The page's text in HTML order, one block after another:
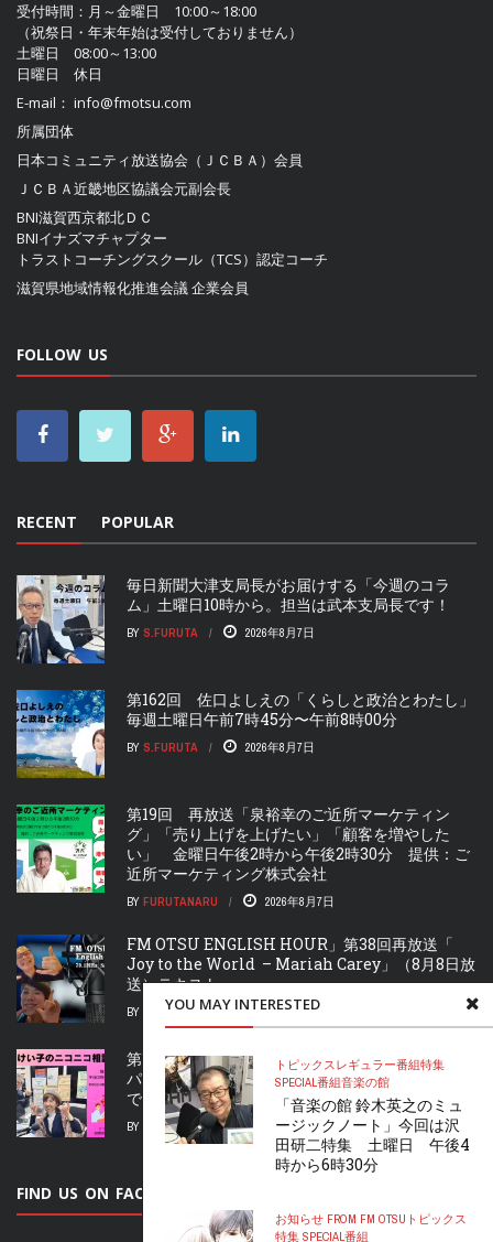
YOU MAY INTERESTED
トピックスレギュラー番組特集
SPECIAL番組音楽の館
「音楽の館 鈴木英之のミュ
ージックノート」今回は沢
田研二特集 土曜日 午後4
時から6時30分
お知らせ FROM FM OTSU トピックス
特集 SPECIAL番組
受付時間：月～金曜日 10:00～18:00
（祝祭日・年末年始は受付しておりません）
土曜日 08:00～13:00
日曜日 休日
E-mail： info@fmotsu.com
所属団体
日本コミュニティ放送協会（ＪＣＢＡ） 会員
ＪＣＢＡ近畿地区協議会元副会長
BNI滋賀西京都北ＤＣ
BNIイナズマチャプター
トラストコーチングスクール（TCS）認定コーチ
滋賀県地域情報化推進会議企業会員
FOLLOW US
RECENT POPULAR
毎日新聞大津支局長がお届けする「今週のコラ
ム」土曜日10時から。担当は武本支局長です！
BY S.FURUTA 2026年8月7日
第162回 佐口よしえの「くらしと政治とわたし」
毎週土曜日午前7時45分〜午前8時00分
BY S.FURUTA 2026年8月7日
第19回 再放送「泉裕幸のご近所マーケティン
グ」「売り上げを上げたい」「顧客を増やした
い」 金曜日午後2時から午後2時30分 提供：ご
近所マーケティング株式会社
BY FURUTANARU 2026年8月7日
FM OTSU ENGLISH HOUR」第38回再放送「
Joy to the World – Mariah Carey」（8月8日放
送）テキスト
BY FURUTANARU 2026年8月7日
第20回 再放送「渡部けい子のニコニコ相談室」
パーソナリティは婚活プロデューサー渡部けい子
です。
BY FURUTANARU 2026年8月7日
FIND US ON FACEBOOK